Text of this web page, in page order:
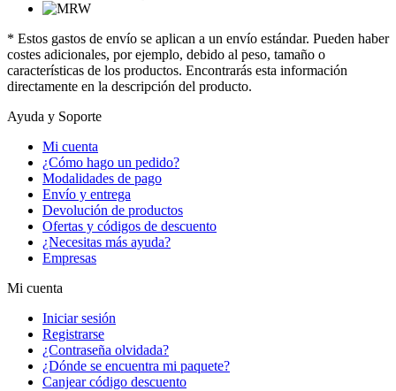
* Estos gastos de envío se aplican a un envío estándar. Pueden haber
costes adicionales, por ejemplo, debido al peso, tamaño o
características de los productos. Encontrarás esta información
directamente en la descripción del producto.
Ayuda y Soporte
Mi cuenta
¿Cómo hago un pedido?
Modalidades de pago
Envío y entrega
Devolución de productos
Ofertas y códigos de descuento
¿Necesitas más ayuda?
Empresas
Mi cuenta
Iniciar sesión
Registrarse
¿Contraseña olvidada?
¿Dónde se encuentra mi paquete?
Canjear código descuento